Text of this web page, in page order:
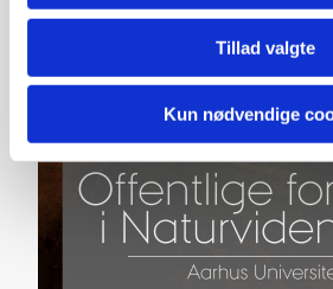
Tillad valgte
Kun nødvendige